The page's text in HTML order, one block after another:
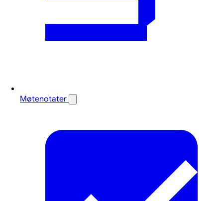
Møtenotater